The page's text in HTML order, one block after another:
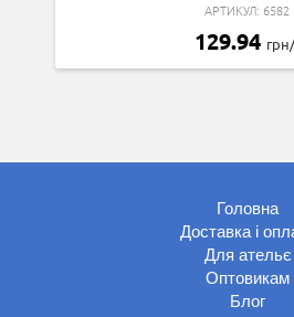
АРТИКУЛ: 6582
129.94
Головна
Доставка і
Для ательє
Оптовикам
Блог